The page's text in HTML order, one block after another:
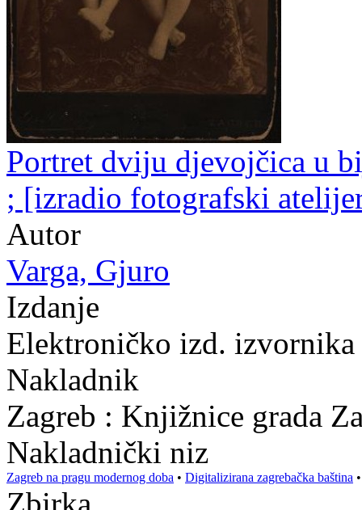
Portret dviju djevojčica u
; [izradio fotografski
Autor
Varga, Gjuro
Izdanje
Elektroničko izd. izvornika
Nakladnik
Zagreb : Knjižnice grada
Nakladnički niz
Zagreb na pragu modernog doba • Digitalizirana zagrebačka baština